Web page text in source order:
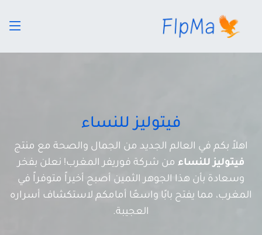
فيتوليز للنساء
اهلاً بكم في العالم الجديد من الجمال والصحة مع منتج
فيتوليز للنساء من شركة فوريفر المغرب! نعلن بفخر
وسعادة بأن هذا الجوهر الثمين أصبح أخيراً متوفراً في
المغرب، مما يفتح بابًا واسعًا أمامكم لاستكشاف أسراره
العجيبة.